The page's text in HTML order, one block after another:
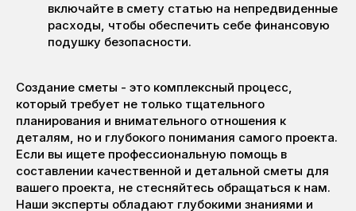
включайте в смету статью на непредвиденные
расходы, чтобы обеспечить себе финансовую
подушку безопасности.
Создание сметы - это комплексный процесс,
который требует не только тщательного
планирования и внимательного отношения к
деталям, но и глубокого понимания самого проекта.
Если вы ищете профессиональную помощь в
составлении качественной и детальной сметы для
вашего проекта, не стесняйтесь обращаться к нам.
Наши эксперты обладают глубокими знаниями и